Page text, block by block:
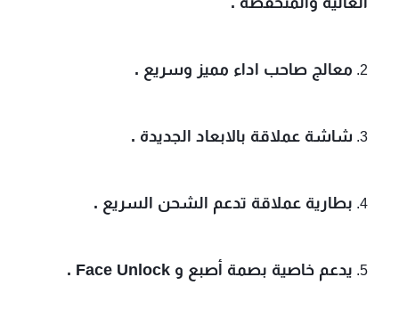
معالج صاحب اداء مميز وسريع .
شاشة عملاقة بالابعاد الجديدة .
بطارية عملاقة تدعم الشحن السريع .
يدعم خاصية بصمة أصبع و Face Unlock .